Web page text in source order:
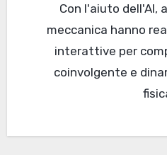
Con l'aiuto dell'AI, alcuni studenti di
meccanica hanno
interattive per
coinvolgente e